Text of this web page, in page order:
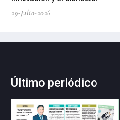
29-Julio-2026
Último periódico